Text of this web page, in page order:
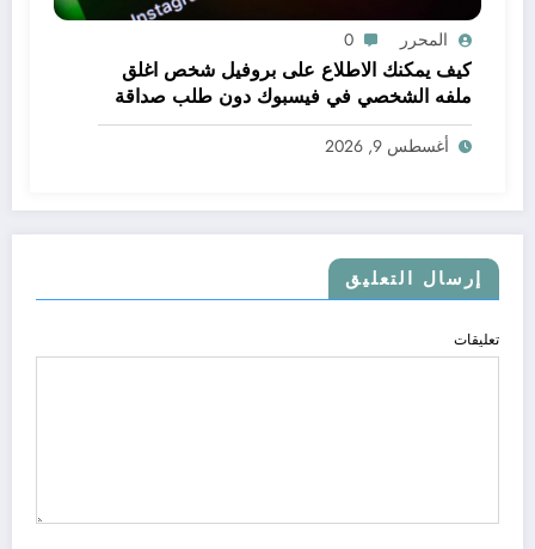
المحرر 0
كيف يمكنك الاطلاع على بروفيل شخص اغلق
ملفه الشخصي في فيسبوك دون طلب صداقة
.. الاطلاع على محتوى صفحة شخص اغلق ملفه
الشخصي في فيسبوك دون طلب صداقة
أغسطس 9, 2026
إرسال التعليق
تعليقات